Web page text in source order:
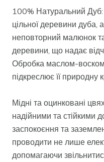
100% Натуральний
цільної деревини
неповторний малюнок
деревини, що надає
Обробка маслом-
підкреслює її природну
Мідні та оцинковані
надійними та стійкими
заспокоєння та
проводити не лише
допомагаючи